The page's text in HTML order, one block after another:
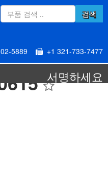
5889 +1 321-733-7477
검색
서명하세요